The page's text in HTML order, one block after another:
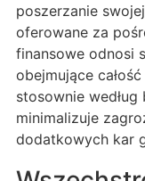
poszerzanie
oferowane za
finansowe odnosi
obejmujące
stosownie
minimalizuje
dodatkowych kar